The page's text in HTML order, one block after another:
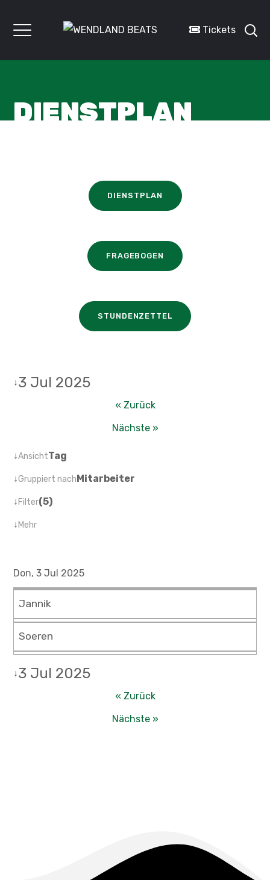
Tickets
DIENSTPLAN
DIENSTPLAN
FRAGEBOGEN
STUNDENZETTEL
↓3 Jul 2025
« Zurück
Nächste »
↓AnsichtTag
↓Gruppiert nachMitarbeiter
↓Filter(5)
↓Mehr
Don, 3 Jul 2025
Jannik
Soeren
↓3 Jul 2025
« Zurück
Nächste »